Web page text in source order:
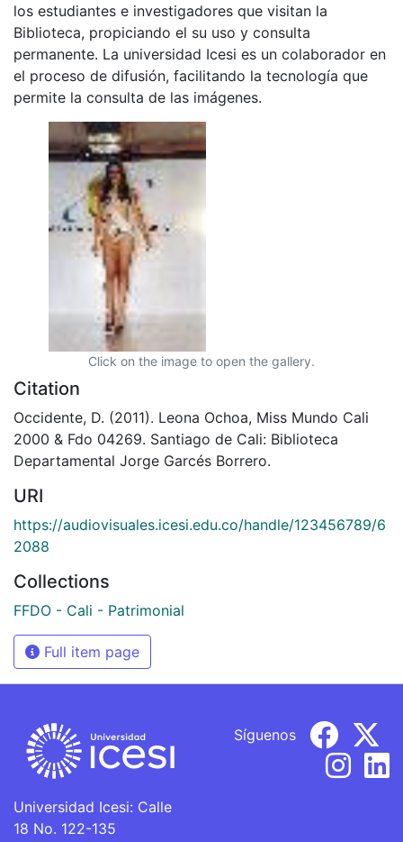
los estudiantes e investigadores que visitan la
Biblioteca, propiciando el su uso y consulta
permanente. La universidad Icesi es un colaborador en
el proceso de difusión, facilitando la tecnología que
permite la consulta de las imágenes.
Click on the image to open the gallery.
Citation
Occidente, D. (2011). Leona Ochoa, Miss Mundo Cali
2000 & Fdo 04269. Santiago de Cali: Biblioteca
Departamental Jorge Garcés Borrero.
URI
https://audiovisuales.icesi.edu.co/handle/123456789/6
2088
Collections
FFDO - Cali - Patrimonial
Full item page
Universidad Icesi: Calle
18 No. 122-135
Síguenos